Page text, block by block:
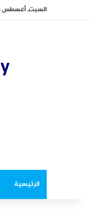
السبت, أغسطس 8 2026
الرئيسية